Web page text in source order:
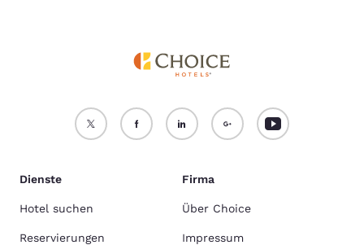
Dienste
Hotel suchen
Reservierungen
Firma
Über Choice
Impressum